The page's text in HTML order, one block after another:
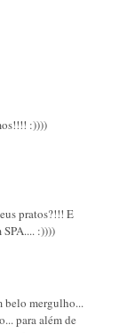
:))))
pratos?!!! E
:))))
belo mergulho...
para além de